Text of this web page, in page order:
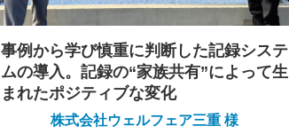
事例から学び慎重に判断した記録システ
ムの導入。記録の“家族共有”によって生
まれたポジティブな変化
株式会社ウェルフェア三重 様